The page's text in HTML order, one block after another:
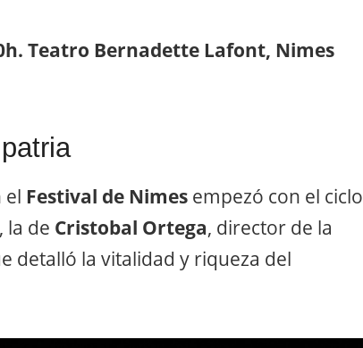
Teatro Bernadette Lafont, Nimes
el Festival de Nimes empezó con el ciclo
la de Cristobal Ortega, director de la
detalló la vitalidad y riqueza del